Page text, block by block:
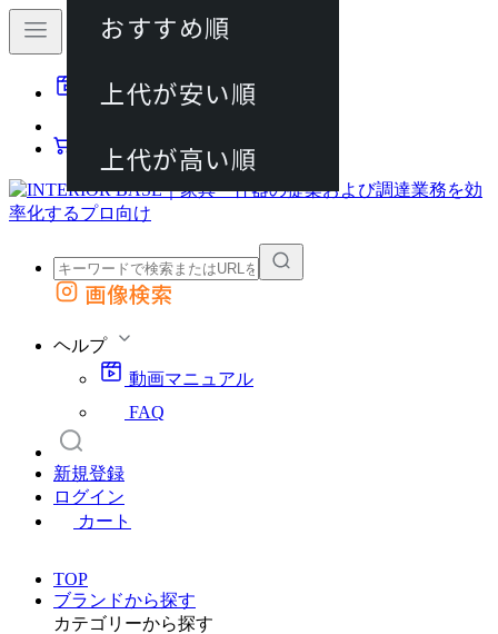
動画マニュアル
カート
外部サイトの商品をカートに追加
画像検索
ヘルプ
動画マニュアル
FAQ
新規登録
ログイン
カート
TOP
ブランドから探す
カテゴリーから探す
おすすめ順
上代が安い順
上代が高い順